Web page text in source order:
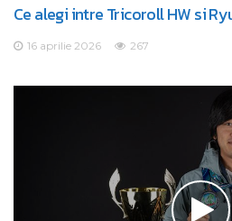
Ce alegi intre Tricoroll HW si
16 aprilie 2026 267